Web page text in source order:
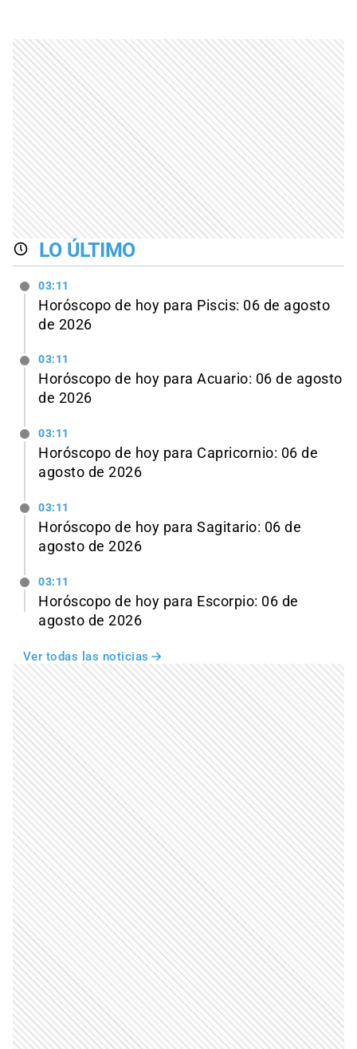
LO ÚLTIMO
03:11
Horóscopo de hoy para Piscis: 06 de agosto
de 2026
03:11
Horóscopo de hoy para Acuario: 06 de agosto
de 2026
03:11
Horóscopo de hoy para Capricornio: 06 de
agosto de 2026
03:11
Horóscopo de hoy para Sagitario: 06 de
agosto de 2026
03:11
Horóscopo de hoy para Escorpio: 06 de
agosto de 2026
Ver todas las noticias